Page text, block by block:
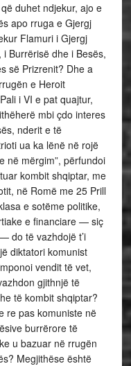
duhet ndjekur, ajo e
apo rruga e Gjergj
Flamuri i Gjergj
Burrërisë dhe i Besës,
së Prizrenit? Dhe a
e Heroit
i VI e pat quajtur,
mbi çdo interes
nderit e të
ua ka lënë në rojë
në mërgim”, përfundoi
kombit shqiptar, me
në Romë me 25 Prill
e sotëme politike,
e financiare — siç
do të vazhdojë t’i
diktatori komunist
vendit të vet,
gjithnjë të
të kombit shqiptar?
re pas komuniste në
burrërore të
u bazuar në rrugën
Megjithëse është